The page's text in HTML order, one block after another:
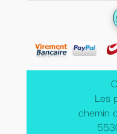
Les
chemin